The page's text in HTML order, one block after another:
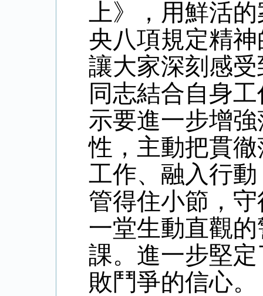
上》，用鮮活
央八項規定精
讓大家深刻感
同志結合自身
示要進一步增
性，主動把貫
工作、融入行
管得住小節，
一堂生動直觀
課。進一步堅
敗鬥爭的信心。